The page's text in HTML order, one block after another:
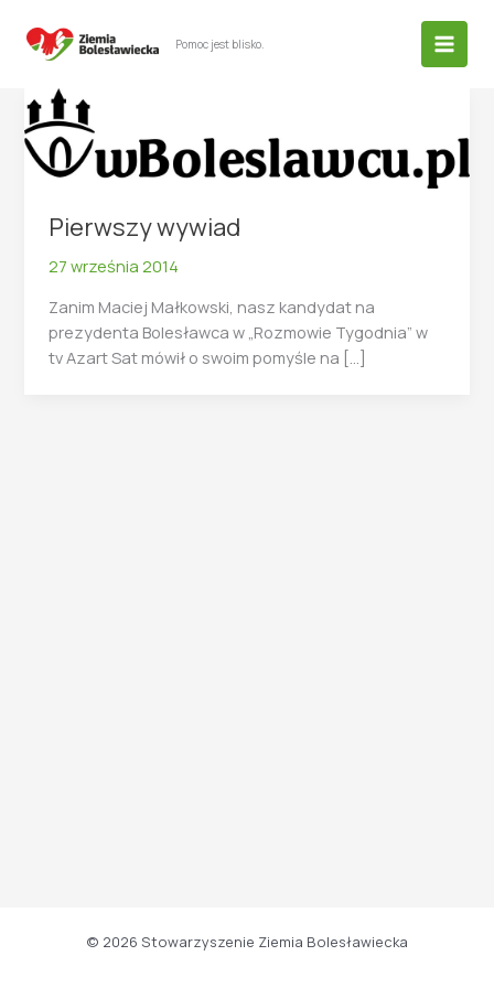
Pomoc jest blisko.
Pierwszy wywiad
27 września 2014
Zanim Maciej Małkowski, nasz kandydat na
prezydenta Bolesławca w „Rozmowie Tygodnia” w
tv Azart Sat mówił o swoim pomyśle na […]
© 2026 Stowarzyszenie Ziemia Bolesławiecka